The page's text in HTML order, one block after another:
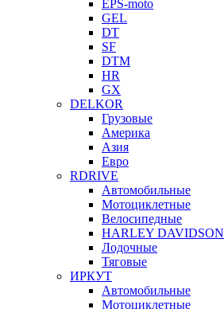
EPS-moto
GEL
DT
SF
DTM
HR
GX
DELKOR
Грузовые
Америка
Азия
Евро
RDRIVE
Автомобильные
Мотоциклетные
Велосипедные
HARLEY DAVIDSON
Лодочные
Тяговые
ИРКУТ
Автомобильные
Мотоциклетные